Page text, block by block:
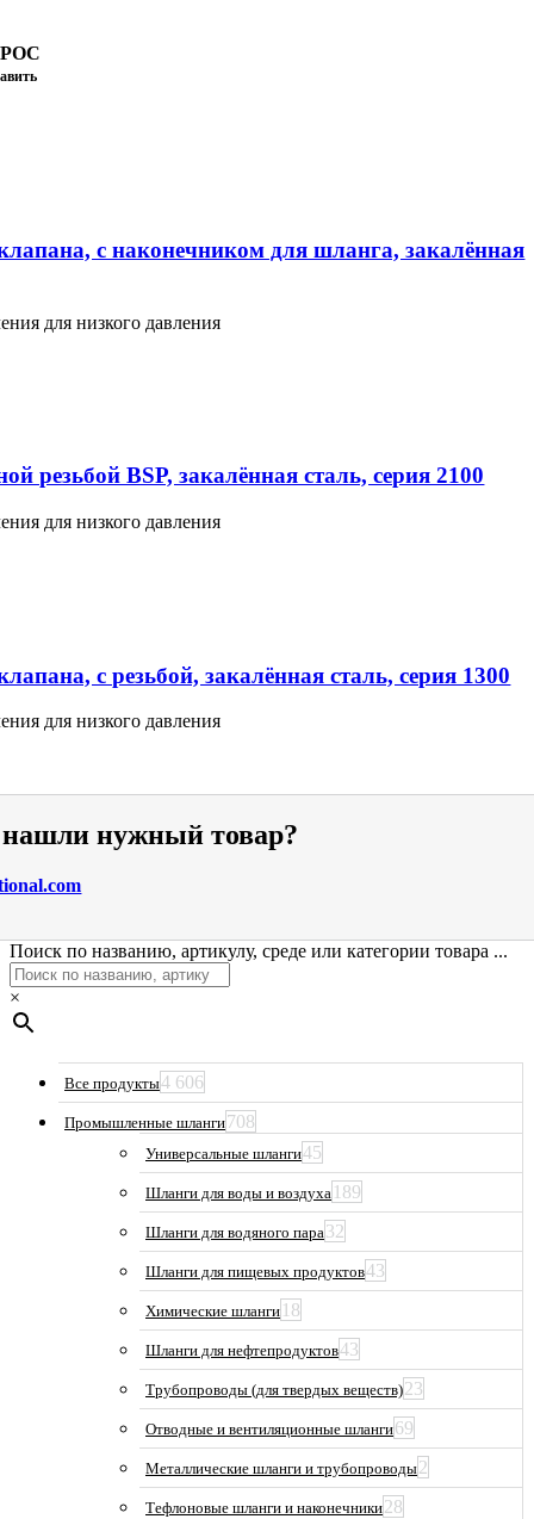
с наконечником для шланга, закалённая
для низкого давления
резьбой BSP, закалённая сталь, серия 2100
для низкого давления
с резьбой, закалённая сталь, серия 1300
для низкого давления
нужный товар?
Поиск по названию, артикулу, среде или категории товара ...
×
Все продукты4 606
Промышленные шланги708
Универсальные шланги45
Шланги для воды и воздуха 189
Шланги для водяного пара32
Шланги для пищевых продуктов43
Химические шланги 18
Шланги для нефтепродуктов43
Трубопроводы (для твердых веществ)23
Отводные и вентиляционные шланги69
Металлические шланги и трубопроводы2
Тефлоновые шланги и наконечники28